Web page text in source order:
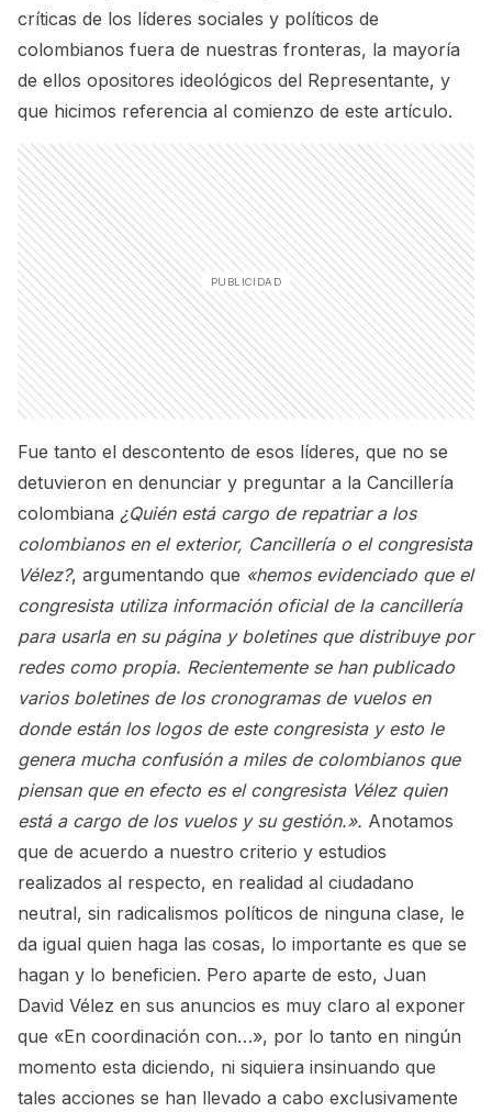
críticas de los líderes sociales y políticos de
colombianos fuera de nuestras fronteras, la mayoría
de ellos opositores ideológicos del Representante, y
que hicimos referencia al comienzo de este artículo.
Fue tanto el descontento de esos líderes, que no se
detuvieron en denunciar y preguntar a la Cancillería
colombiana ¿Quién está cargo de repatriar a los
colombianos en el exterior, Cancillería o el congresista
Vélez?, argumentando que «hemos evidenciado que el
congresista utiliza información oficial de la cancillería
para usarla en su página y boletines que distribuye por
redes como propia. Recientemente se han publicado
varios boletines de los cronogramas de vuelos en
donde están los logos de este congresista y esto le
genera mucha confusión a miles de colombianos que
piensan que en efecto es el congresista Vélez quien
está a cargo de los vuelos y su gestión.». Anotamos
que de acuerdo a nuestro criterio y estudios
realizados al respecto, en realidad al ciudadano
neutral, sin radicalismos políticos de ninguna clase, le
da igual quien haga las cosas, lo importante es que se
hagan y lo beneficien. Pero aparte de esto, Juan
David Vélez en sus anuncios es muy claro al exponer
que «En coordinación con…», por lo tanto en ningún
momento esta diciendo, ni siquiera insinuando que
tales acciones se han llevado a cabo exclusivamente